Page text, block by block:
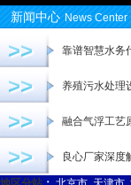
新闻中心 News Center
>> 靠谱智慧水务
>> 养殖污水处理
>> 融合气浮工艺
>> 良心厂家深度